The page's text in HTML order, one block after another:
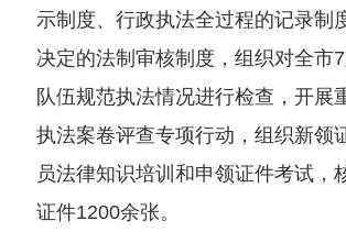
示制度、行政执法全过程的记录制
决定的法制审核制度，组织对全市
队伍规范执法情况进行检查，开展
执法案卷评查专项行动，组织新领
员法律知识培训和申领证件考试，
证件1200余张。